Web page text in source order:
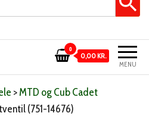
MENU
0
0,00 KR.
>MTD og Cub Cadet
(751-14676)